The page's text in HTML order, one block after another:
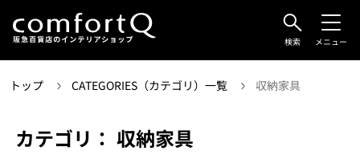
検索 メニュー
トップ CATEGORIES（カテゴリ）一覧 収納家具
カテゴリ： 収納家具